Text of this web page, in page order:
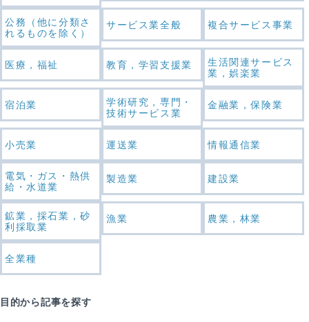
公務（他に分類さ
れるものを除く）
サービス業全般 複合サービス事業
医療，福祉 教育，学習支援業
生活関連サービス
業，娯楽業
宿泊業
学術研究，専門・
技術サービス業
金融業，保険業
小売業 運送業 情報通信業
電気・ガス・熱供
給・水道業
製造業 建設業
鉱業，採石業，砂
利採取業
漁業 農業，林業
全業種
目的から記事を探す